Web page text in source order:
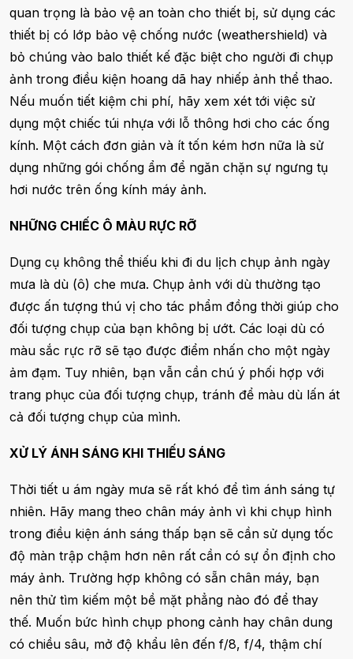
quan trọng là bảo vệ an toàn cho thiết bị, sử dụng các
thiết bị có lớp bảo vệ chống nước (weathershield) và
bỏ chúng vào balo thiết kế đặc biệt cho người đi chụp
ảnh trong điều kiện hoang dã hay nhiếp ảnh thể thao.
Nếu muốn tiết kiệm chi phí, hãy xem xét tới việc sử
dụng một chiếc túi nhựa với lỗ thông hơi cho các ống
kính. Một cách đơn giản và ít tốn kém hơn nữa là sử
dụng những gói chống ẩm để ngăn chặn sự ngưng tụ
hơi nước trên ống kính máy ảnh.
NHỮNG CHIẾC Ô MÀU RỰC RỠ
Dụng cụ không thể thiếu khi đi du lịch chụp ảnh ngày
mưa là dù (ô) che mưa. Chụp ảnh với dù thường tạo
được ấn tượng thú vị cho tác phẩm đồng thời giúp cho
đối tượng chụp của bạn không bị ướt. Các loại dù có
màu sắc rực rỡ sẽ tạo được điểm nhấn cho một ngày
ảm đạm. Tuy nhiên, bạn vẫn cần chú ý phối hợp với
trang phục của đối tượng chụp, tránh để màu dù lấn át
cả đối tượng chụp của mình.
XỬ LÝ ÁNH SÁNG KHI THIẾU SÁNG
Thời tiết u ám ngày mưa sẽ rất khó để tìm ánh sáng tự
nhiên. Hãy mang theo chân máy ảnh vì khi chụp hình
trong điều kiện ánh sáng thấp bạn sẽ cần sử dụng tốc
độ màn trập chậm hơn nên rất cần có sự ổn định cho
máy ảnh. Trường hợp không có sẵn chân máy, bạn
nên thử tìm kiếm một bề mặt phẳng nào đó để thay
thế. Muốn bức hình chụp phong cảnh hay chân dung
có chiều sâu, mở độ khẩu lên đến f/8, f/4, thậm chí